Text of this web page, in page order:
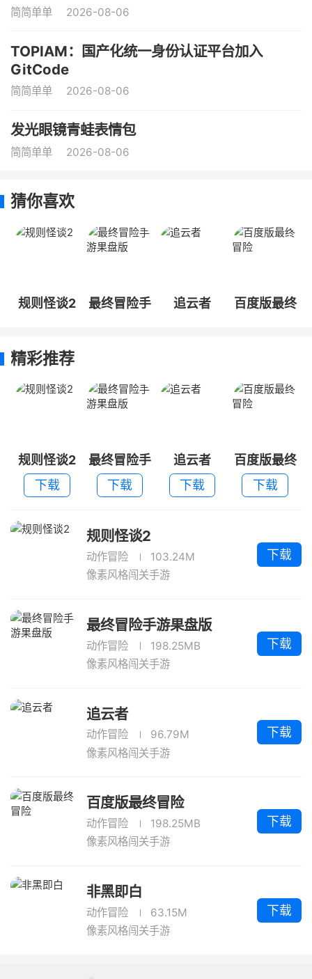
简简单单 2026-08-06
TOPIAM：国产化统一身份认证平台加入
GitCode
简简单单 2026-08-06
发光眼镜青蛙表情包
简简单单 2026-08-06
猜你喜欢
规则怪谈2
最终冒险手
追云者
百度版最终
精彩推荐
规则怪谈2
下载
最终冒险手
游果盘版
下载
追云者
下载
百度版最终
冒险
下载
规则怪谈2
动作冒险
103.24M
像素风格闯关手游
下载
最终冒险手游果盘版
动作冒险
198.25MB
像素风格闯关手游
下载
追云者
动作冒险
96.79M
像素风格闯关手游
下载
百度版最终冒险
动作冒险
198.25MB
像素风格闯关手游
下载
非黑即白
动作冒险
63.15M
像素风格闯关手游
下载